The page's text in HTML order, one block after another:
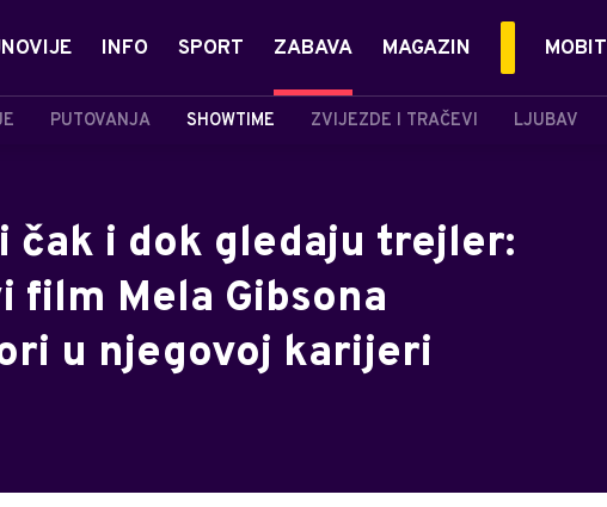
INFO SPORT ZABAVA
PUTOVANJA SHOWTIME ZVIJEZDE I TRAČEVI LJUBAV
MAGAZIN MOBIT
čak i dok gledaju trejler:
film Mela Gibsona
u njegovoj karijeri